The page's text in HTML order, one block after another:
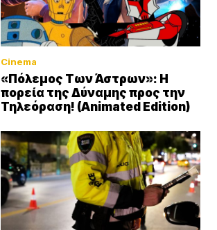
Cinema
«Πόλεμος Των Άστρων»: Η
πορεία της Δύναμης προς την
Τηλεόραση! (Animated Edition)